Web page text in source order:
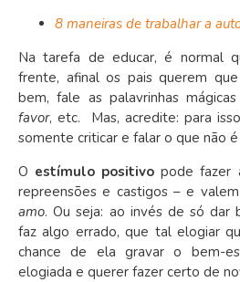
8 maneiras de trabalhar a
Na tarefa de educar, é normal
frente, afinal os pais querem
bem, fale as palavrinhas
favor, etc. Mas, acredite: para
somente criticar e falar o que não
O estímulo positivo pode fazer
repreensões e castigos – e
amo. Ou seja: ao invés de só dar
faz algo errado, que tal elogiar
chance de ela gravar o bem-
elogiada e querer fazer certo de